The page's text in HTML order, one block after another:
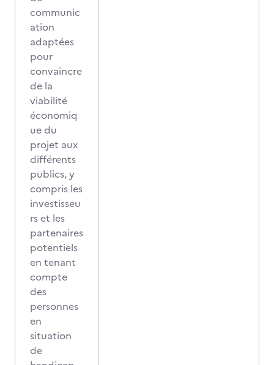
communic
ation
adaptées
pour
convaincre
de la
viabilité
économiq
ue du
projet aux
différents
publics, y
compris les
investisseu
rs et les
partenaires
potentiels
en tenant
compte
des
personnes
en
situation
de